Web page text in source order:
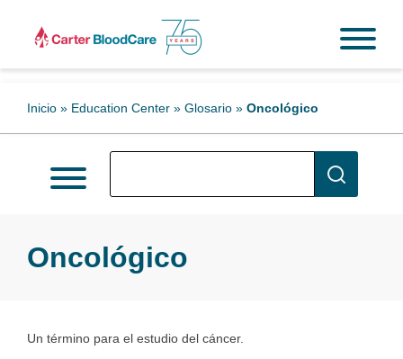
Inicio » Education Center » Glosario » Oncológico
Oncológico
Un término para el estudio del cáncer.